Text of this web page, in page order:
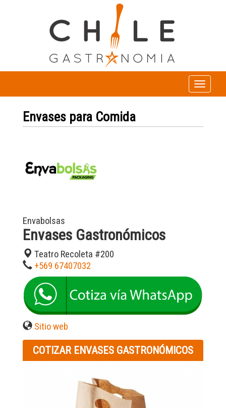
Toggle
navigation
Envases para Comida
Envabolsas
Envases Gastronómicos
Teatro Recoleta #200
+569 67407032
Sitio web
COTIZAR ENVASES GASTRONÓMICOS